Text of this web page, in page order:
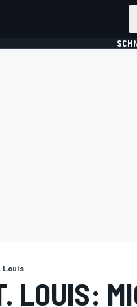
Louis
LOUIS: